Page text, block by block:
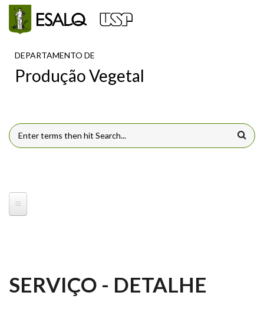
Pular para o conteúdo principal
DEPARTAMENTO DE
Produção Vegetal
FORMULÁRIO DE BUSCA
SERVIÇO - DETALHE